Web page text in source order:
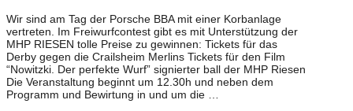
Wir sind am Tag der Porsche BBA mit einer Korbanlage
vertreten. Im Freiwurfcontest gibt es mit Unterstützung der
MHP RIESEN tolle Preise zu gewinnen: Tickets für das
Derby gegen die Crailsheim Merlins Tickets für den Film
“Nowitzki. Der perfekte Wurf” signierter ball der MHP Riesen
Die Veranstaltung beginnt um 12.30h und neben dem
Programm und Bewirtung in und um die …